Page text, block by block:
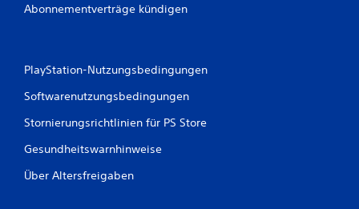
Abonnementverträge kündigen
PlayStation-Nutzungsbedingungen
Softwarenutzungsbedingungen
Stornierungsrichtlinien für PS Store
Gesundheitswarnhinweise
Über Altersfreigaben